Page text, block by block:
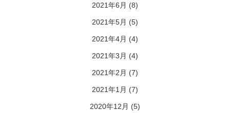
2021年6月 (8)
2021年5月 (5)
2021年4月 (4)
2021年3月 (4)
2021年2月 (7)
2021年1月 (7)
2020年12月 (5)